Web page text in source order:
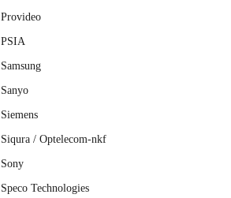
Provideo
PSIA
Samsung
Sanyo
Siemens
Siqura / Optelecom-nkf
Sony
Speco Technologies